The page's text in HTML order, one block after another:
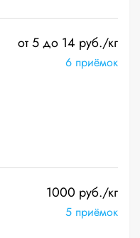
от 5 до 14 руб./кг
6 приёмок
1000 руб./кг
5 приёмок